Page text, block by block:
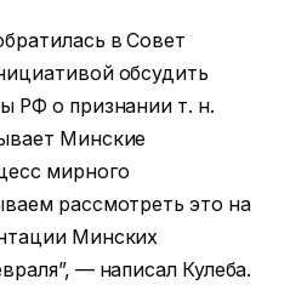
в Совет
обсудить
РФ о признании т. н.
Минские
мирного
рассмотреть это на
Минских
— написал Кулеба.